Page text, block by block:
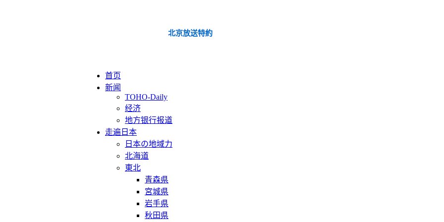
北京放送特約
首页
新闻
TOHO-Daily
经济
地方银行报道
走遍日本
日本の地域力
北海道
東北
青森県
宮城県
岩手県
秋田県